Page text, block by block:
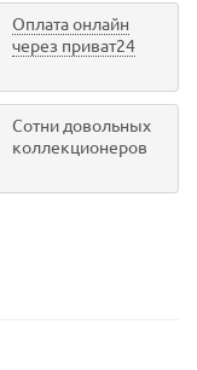
Оплата онлайн
через приват24
Сотни довольных
коллекционеров